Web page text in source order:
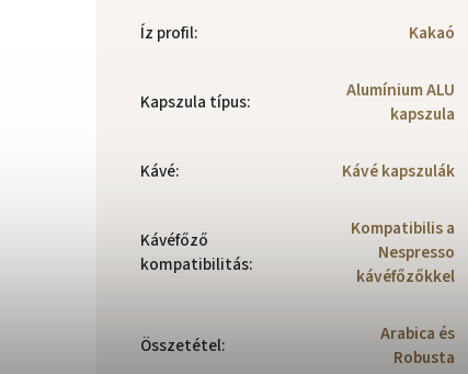
Íz profil: Kakaó
Kapszula típus:
Alumínium ALU
kapszula
Kávé: Kávé kapszulák
Kávéfőző
kompatibilitás:
Kompatibilis a
Nespresso
kávéfőzőkkel
Összetétel:
Arabica és
Robusta